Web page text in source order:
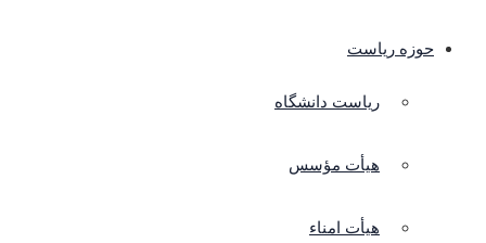
حوزه ریاست
ریاست دانشگاه
هیأت مؤسس
هیأت امناء